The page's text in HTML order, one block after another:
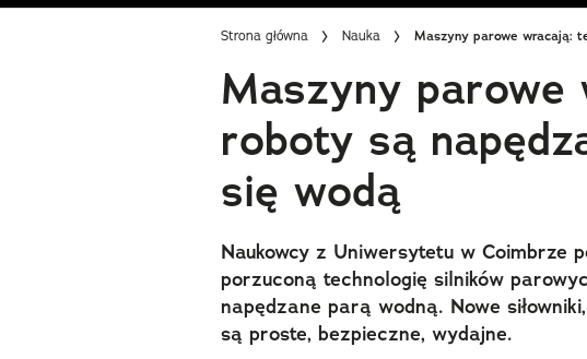
Strona główna Nauka Maszyny parowe wracają:
Maszyny parowe
roboty są
się wodą
Naukowcy z Uniwersytetu w Coimbrze
porzuconą technologię silników
napędzane parą wodną. Nowe
są proste, bezpieczne, wydajne.